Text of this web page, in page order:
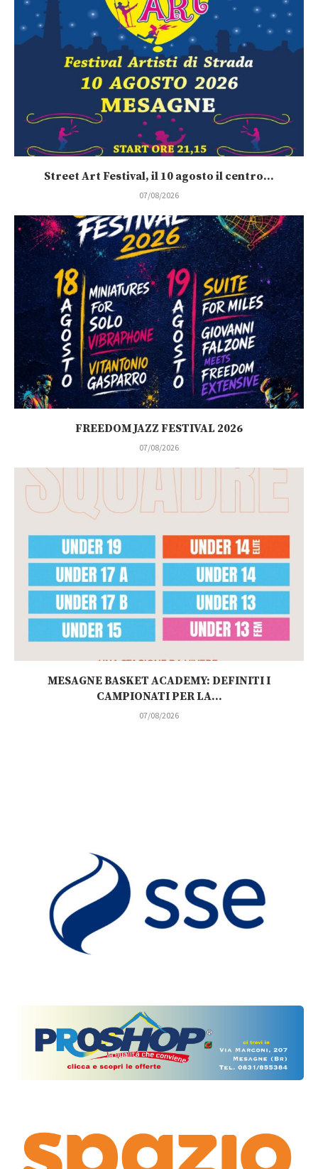
Street Art Festival, il 10 agosto il centro...
07/08/2026
FREEDOM JAZZ FESTIVAL 2026
07/08/2026
MESAGNE BASKET ACADEMY: DEFINITI I
CAMPIONATI PER LA...
07/08/2026